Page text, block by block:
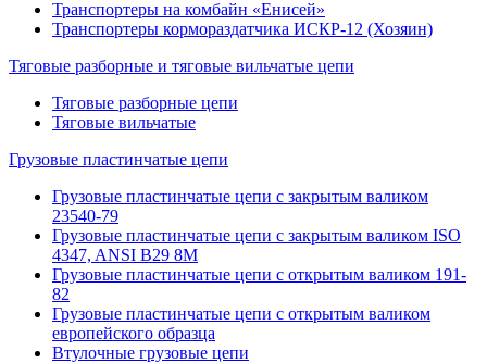
Транспортеры на комбайн «Енисей»
Транспортеры кормораздатчика ИСКР-12 (Хозяин)
Тяговые разборные и тяговые вильчатые цепи
Тяговые разборные цепи
Тяговые вильчатые
Грузовые пластинчатые цепи
Грузовые пластинчатые цепи с закрытым валиком
23540-79
Грузовые пластинчатые цепи с закрытым валиком ISO
4347, ANSI B29 8M
Грузовые пластинчатые цепи с открытым валиком 191-
82
Грузовые пластинчатые цепи с открытым валиком
европейского образца
Втулочные грузовые цепи